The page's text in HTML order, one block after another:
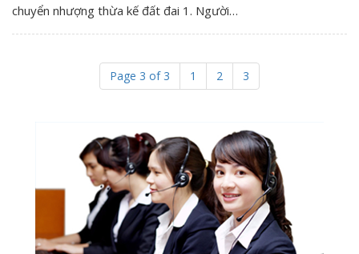
chuyển nhượng thừa kế đất đai 1. Người…
Page 3 of 3 1 2 3